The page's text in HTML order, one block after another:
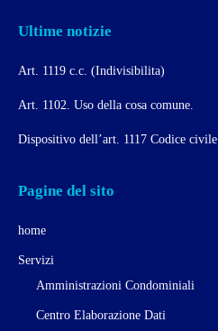
Ultime notizie
Art. 1119 c.c. (Indivisibilita)
Art. 1102. Uso della cosa comune.
Dispositivo dell’art. 1117 Codice civile
Pagine del sito
home
Servizi
Amministrazioni Condominiali
Centro Elaborazione Dati